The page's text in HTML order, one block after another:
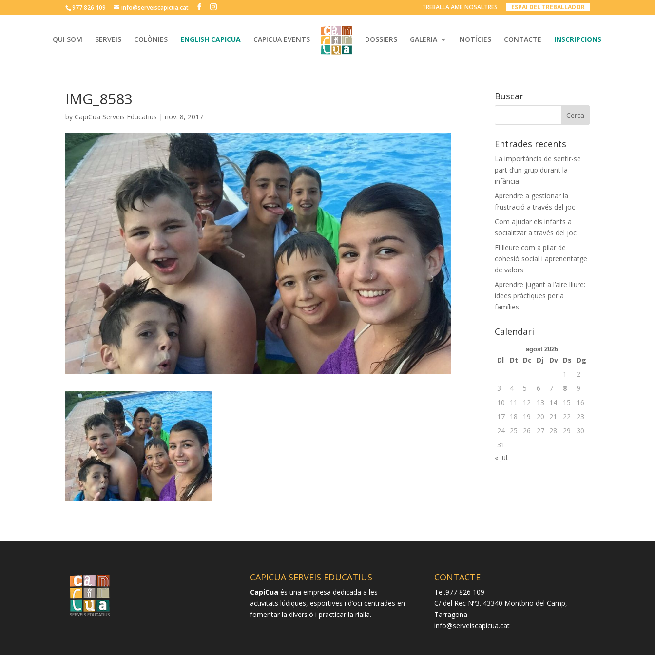
977 826 109 info@serveiscapicua.cat TREBALLA AMB NOSALTRES ESPAI DEL TREBALLADOR__
QUI SOM SERVEIS COLÒNIES ENGLISH CAPICUA CAPICUA EVENTS DOSSIERS GALERIA NOTÍCIES CONTACTE INSCRIPCIONS
IMG_8583
by CapiCua Serveis Educatius |nov. 8, 2017
Buscar
Entrades recents
La importància de sentir-se
part d’un grup durant la
infància
Aprendre a gestionar la
frustració a través del joc
Com ajudar els infants a
socialitzar a través del joc
El lleure com a pilar de
cohesió social i aprenentatge
de valors
Aprendre jugant a l’aire lliure:
idees pràctiques per a
famílies
Calendari
agost 2026
Dl Dt Dc Dj Dv Ds
Dg
1
2
3
4 5 6 7 8
9
10
11 12 13 14 15
16
17 18 19 20 21 22
23
24 25 26 27 28 29
30
31
« jul.
CAPICUA SERVEIS EDUCATIUS
CapiCua és una empresa dedicada a les
activitats lúdiques, esportives i d’oci centrades en
fomentar la diversió i practicar la rialla.
CONTACTE
Tel.977 826 109
C/ del Rec Nº3. 43340 Montbrio del Camp,
Tarragona
info@serveiscapicua.cat